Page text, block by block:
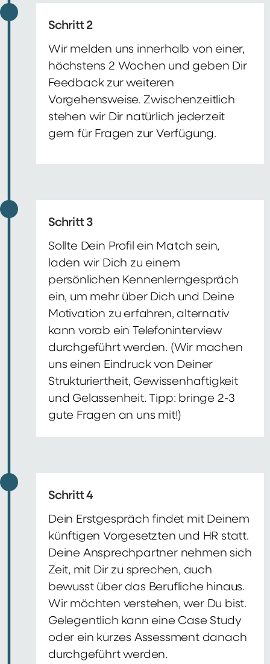
Schritt 2
Wir melden uns innerhalb von einer,
höchstens 2 Wochen und geben Dir
Feedback zur weiteren
Vorgehensweise. Zwischenzeitlich
stehen wir Dir natürlich jederzeit
gern für Fragen zur Verfügung.
Schritt 3
Sollte Dein Profil ein Match sein,
laden wir Dich zu einem
persönlichen Kennenlerngespräch
ein, um mehr über Dich und Deine
Motivation zu erfahren, alternativ
kann vorab ein Telefoninterview
durchgeführt werden. (Wir machen
uns einen Eindruck von Deiner
Strukturiertheit, Gewissenhaftigkeit
und Gelassenheit. Tipp: bringe 2-3
gute Fragen an uns mit!)
Schritt 4
Dein Erstgespräch findet mit Deinem
künftigen Vorgesetzten und HR statt.
Deine Ansprechpartner nehmen sich
Zeit, mit Dir zu sprechen, auch
bewusst über das Berufliche hinaus.
Wir möchten verstehen, wer Du bist.
Gelegentlich kann eine Case Study
oder ein kurzes Assessment danach
durchgeführt werden.